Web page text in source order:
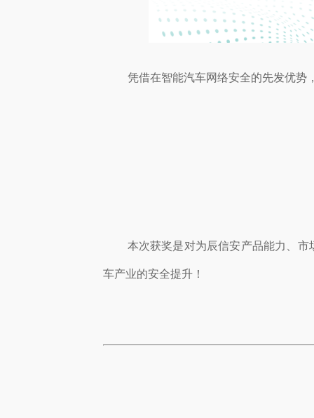
凭借在智能汽车网络安全的先发优
本次获奖是对为辰信安产品能力、
车产业的安全提升！